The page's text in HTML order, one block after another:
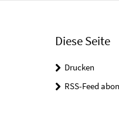
Diese Seite
Drucken
RSS-Feed